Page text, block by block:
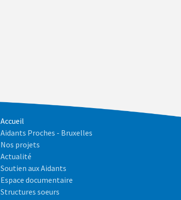
Accueil
Aidants Proches - Bruxelles
Nos projets
Actualité
Soutien aux Aidants
Espace documentaire
Structures soeurs